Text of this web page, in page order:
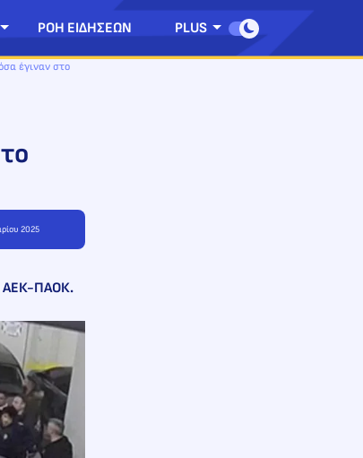
ΡΟΗ ΕΙΔΗΣΕΩΝ PLUS
έγιναν στο
2025
ΑΕΚ-ΠΑΟΚ.